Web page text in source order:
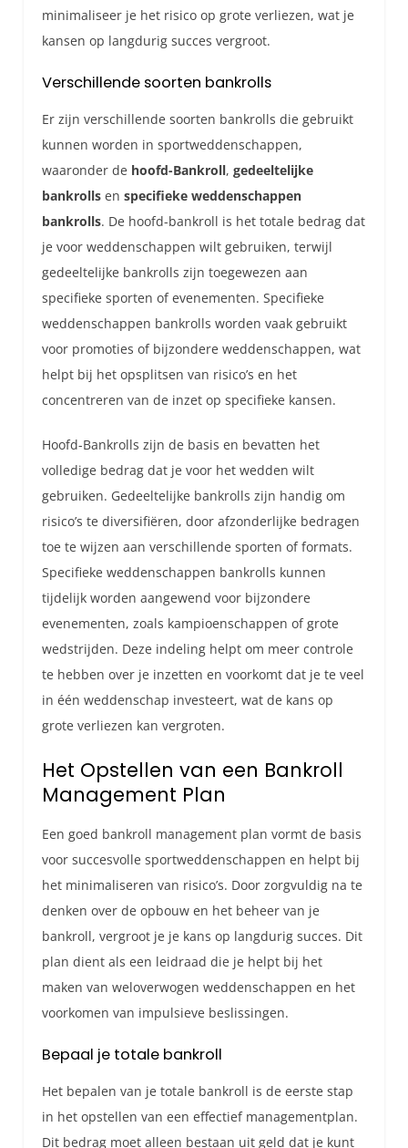
minimaliseer je het risico op grote verliezen, wat je
kansen op langdurig succes vergroot.
Verschillende soorten bankrolls
Er zijn verschillende soorten bankrolls die gebruikt
kunnen worden in sportweddenschappen,
waaronder de hoofd-Bankroll,gedeeltelijke
bankrolls enspecifieke weddenschappen
bankrolls. De hoofd-bankroll is het totale bedrag dat
je voor weddenschappen wilt gebruiken, terwijl
gedeeltelijke bankrolls zijn toegewezen aan
specifieke sporten of evenementen. Specifieke
weddenschappen bankrolls worden vaak gebruikt
voor promoties of bijzondere weddenschappen, wat
helpt bij het opsplitsen van risico’s en het
concentreren van de inzet op specifieke kansen.
Hoofd-Bankrolls zijn de basis en bevatten het
volledige bedrag dat je voor het wedden wilt
gebruiken. Gedeeltelijke bankrolls zijn handig om
risico’s te diversifiëren, door afzonderlijke bedragen
toe te wijzen aan verschillende sporten of formats.
Specifieke weddenschappen bankrolls kunnen
tijdelijk worden aangewend voor bijzondere
evenementen, zoals kampioenschappen of grote
wedstrijden. Deze indeling helpt om meer controle
te hebben over je inzetten en voorkomt dat je te veel
in één weddenschap investeert, wat de kans op
grote verliezen kan vergroten.
Het Opstellen van een Bankroll
Management Plan
Een goed bankroll management plan vormt de basis
voor succesvolle sportweddenschappen en helpt bij
het minimaliseren van risico’s. Door zorgvuldig na te
denken over de opbouw en het beheer van je
bankroll, vergroot je je kans op langdurig succes. Dit
plan dient als een leidraad die je helpt bij het
maken van weloverwogen weddenschappen en het
voorkomen van impulsieve beslissingen.
Bepaal je totale bankroll
Het bepalen van je totale bankroll is de eerste stap
in het opstellen van een effectief managementplan.
Dit bedrag moet alleen bestaan uit geld dat je kunt